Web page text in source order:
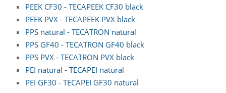
PEEK CF30 - TECAPEEK CF30 black
PEEK PVX - TECAPEEK PVX black
PPS natural - TECATRON natural
PPS GF40 - TECATRON GF40 black
PPS PVX - TECATRON PVX black
PEI natural - TECAPEI natural
PEI GF30 - TECAPEI GF30 natural